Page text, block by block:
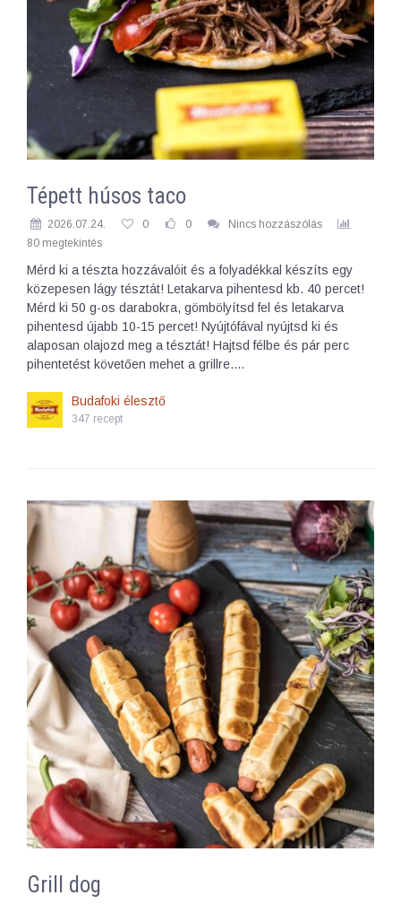
Tépett húsos taco
2026.07.24. 0 0
Nincs hozzászólás
80 megtekintés
Mérd ki a tészta hozzávalóit és a folyadékkal készíts egy
közepesen lágy tésztát! Letakarva pihentesd kb. 40 percet!
Mérd ki 50 g-os darabokra, gömbölyítsd fel és letakarva
pihentesd újabb 10-15 percet! Nyújtófával nyújtsd ki és
alaposan olajozd meg a tésztát! Hajtsd félbe és pár perc
pihentetést követően mehet a grillre.…
Budafoki élesztő
347 recept
Grill dog